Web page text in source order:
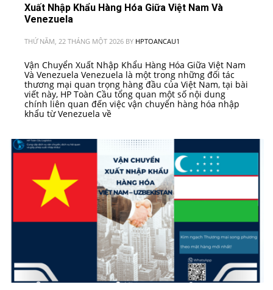
Xuất Nhập Khẩu Hàng Hóa Giữa Việt Nam Và
Venezuela
THỨ NĂM, 22 THÁNG MỘT 2026 BY HPTOANCAU1
Vận Chuyển Xuất Nhập Khẩu Hàng Hóa Giữa Việt Nam
Và Venezuela Venezuela là một trong những đối tác
thương mại quan trọng hàng đầu của Việt Nam, tại bài
viết này, HP Toàn Cầu tổng quan một số nội dung
chính liên quan đến việc vận chuyển hàng hóa nhập
khẩu từ Venezuela về
PUBLISHED IN VN - CÁC NƯỚC NAM MỸ KHÁC